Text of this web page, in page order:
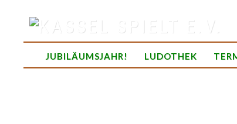
content
spielend Freu(n)de finden
JUBILÄUMSJAHR! LUDOTHEK